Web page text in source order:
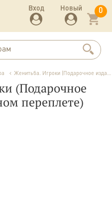
0
Новый
Вход
Женитьба. Игроки (Подарочное издание в кожаном переплете)
(Подарочное
переплете)